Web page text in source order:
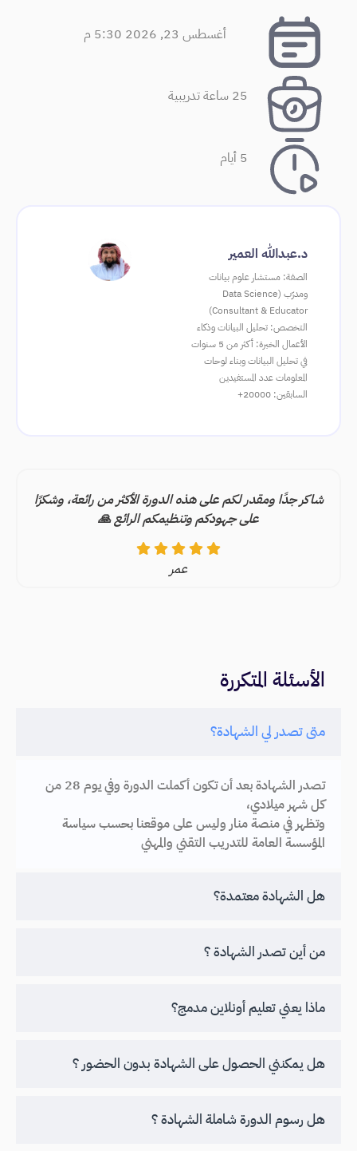
أغسطس 23, 2026 5:30 م
25 ساعة تدريبية
5 أيام
د.عبدالله العمير
الصفة: مستشار علوم بيانات
ومدرّب (Data Science
Consultant & Educator)
التخصص: تحليل البيانات وذكاء
الأعمال الخبرة: أكثر من 5 سنوات
في تحليل البيانات وبناء لوحات
المعلومات عدد المستفيدين
السابقين: 20000+
شاكر جدًا ومقدر لكم على هذه الدورة الأكثر من رائعة، وشكرًا
على جهودكم وتنظيمكم الرائع 🙏
عمر
الأسئلة المتكررة
متى تصدر لي الشهادة؟
تصدر الشهادة بعد أن تكون أكملت الدورة وفي يوم 28 من
كل شهر ميلادي،
وتظهر في منصة منار وليس على موقعنا بحسب سياسة
المؤسسة العامة للتدريب التقني والمهني
هل الشهادة معتمدة؟
من أين تصدر الشهادة ؟
ماذا يعني تعليم أونلاين مدمج؟
هل يمكنني الحصول على الشهادة بدون الحضور ؟
هل رسوم الدورة شاملة الشهادة ؟